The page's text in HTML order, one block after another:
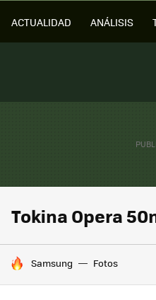
ACTUALIDAD ANÁLISIS
Tokina Opera
HOY SE HABLA DE
Samsung Fotos